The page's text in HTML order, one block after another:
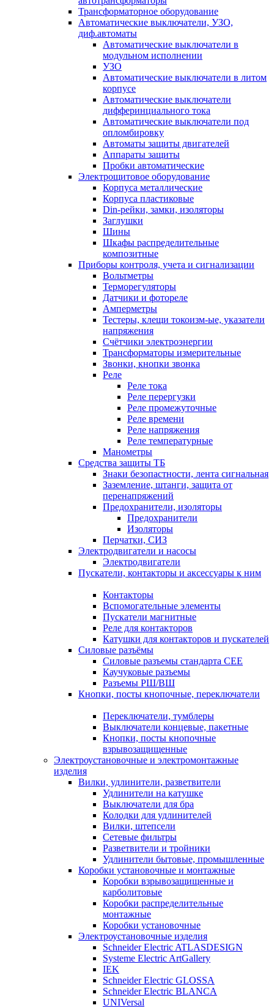
Трансформаторное оборудование
Автоматические выключатели, УЗО,
диф.автоматы
Автоматические выключатели в
модульном исполнении
УЗО
Автоматические выключатели в литом
корпусе
Автоматические выключатели
дифферинциального тока
Автоматические выключатели под
опломбировку
Автоматы защиты двигателей
Аппараты защиты
Пробки автоматические
Электрощитовое оборудование
Корпуса металлические
Корпуса пластиковые
Din-рейки, замки, изоляторы
Заглушки
Шины
Шкафы распределительные
композитные
Приборы контроля, учета и сигнализации
Вольтметры
Терморегуляторы
Датчики и фотореле
Амперметры
Тестеры, клещи токоизм-ые, указатели
напряжения
Счётчики электроэнергии
Трансформаторы измерительные
Звонки, кнопки звонка
Реле
Реле тока
Реле перергузки
Реле промежуточные
Реле времени
Реле напряжения
Реле температурные
Манометры
Средства защиты ТБ
Знаки безопастности, лента сигнальная
Заземление, штанги, защита от
перенапряжений
Предохранители, изоляторы
Предохранители
Изоляторы
Перчатки, СИЗ
Электродвигатели и насосы
Электродвигатели
Пускатели, контакторы и аксессуары к ним
Контакторы
Вспомогательные элементы
Пускатели магнитные
Реле для контакторов
Катушки для контакторов и пускателей
Силовые разъёмы
Силовые разъемы стандарта СЕЕ
Каучуковые разъемы
Разъемы РШ/ВШ
Кнопки, посты кнопочные, переключатели
Переключатели, тумблеры
Выключатели концевые, пакетные
Кнопки, посты кнопочные
взрывозащищенные
Электроустановочные и электромонтажные
изделия
Вилки, удлинители, разветвители
Удлинители на катушке
Выключатели для бра
Колодки для удлинителей
Вилки, штепсели
Сетевые фильтры
Разветвители и тройники
Удлинители бытовые, промышленные
Коробки установочные и монтажные
Коробки взрывозащищенные и
карболитовые
Коробки распределительные
монтажные
Коробки установочные
Электроустановочные изделия
Schneider Electric ATLASDESIGN
Systeme Electric ArtGallery
IEK
Schneider Electric GLOSSA
Schneider Electric BLANCA
UNIVersal